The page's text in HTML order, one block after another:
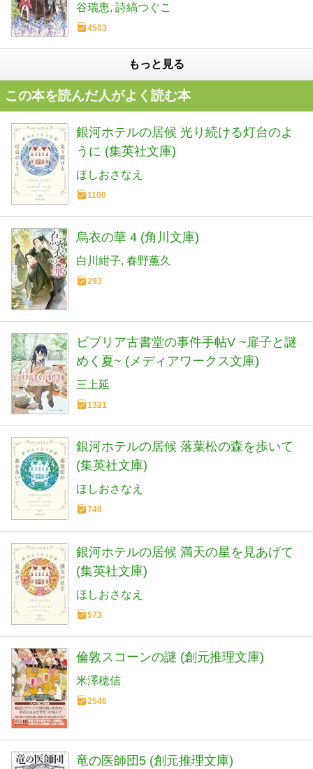
谷瑞恵 詩縞つぐこ
4503
もっと見る
この本を読んだ人がよく読む本
銀河ホテルの居候 光り続ける灯台のよ
うに (集英社文庫)
ほしおさなえ
1100
烏衣の華 4 (角川文庫)
白川紺子 春野薫久
293
ビブリア古書堂の事件手帖V ~扉子と謎
めく夏~ (メディアワークス文庫)
三上延
1321
銀河ホテルの居候 落葉松の森を歩いて
(集英社文庫)
ほしおさなえ
749
銀河ホテルの居候 満天の星を見あげて
(集英社文庫)
ほしおさなえ
573
倫敦スコーンの謎 (創元推理文庫)
米澤穂信
2546
竜の医師団5 (創元推理文庫)